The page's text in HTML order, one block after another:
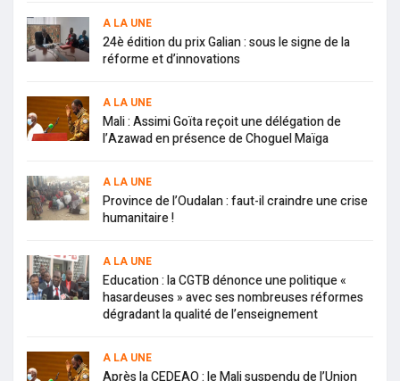
A LA UNE
24è édition du prix Galian : sous le signe de la
réforme et d’innovations
A LA UNE
Mali : Assimi Goïta reçoit une délégation de
l’Azawad en présence de Choguel Maïga
A LA UNE
Province de l’Oudalan : faut-il craindre une crise
humanitaire !
A LA UNE
Education : la CGTB dénonce une politique «
hasardeuses » avec ses nombreuses réformes
dégradant la qualité de l’enseignement
A LA UNE
Après la CEDEAO : le Mali suspendu de l’Union